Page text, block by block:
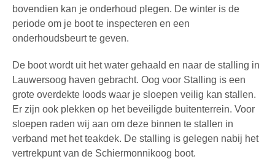
bovendien kan je onderhoud plegen. De winter is de
periode om je boot te inspecteren en een
onderhoudsbeurt te geven.
De boot wordt uit het water gehaald en naar de stalling in
Lauwersoog haven gebracht. Oog voor Stalling is een
grote overdekte loods waar je sloepen veilig kan stallen.
Er zijn ook plekken op het beveiligde buitenterrein. Voor
sloepen raden wij aan om deze binnen te stallen in
verband met het teakdek. De stalling is gelegen nabij het
vertrekpunt van de Schiermonnikoog boot.